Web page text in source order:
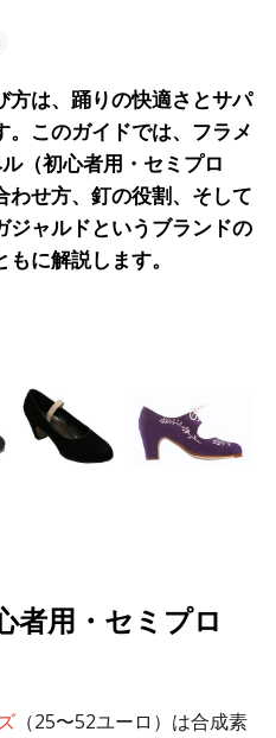
方は、踊りの快適さとサパ
このガイドでは、フラメ
（初心者用・セミプロ
わせ方、釘の役割、そして
ジャルドというブランドの
に解説します。
者用・セミプロ
（25〜52ユーロ）は合成素